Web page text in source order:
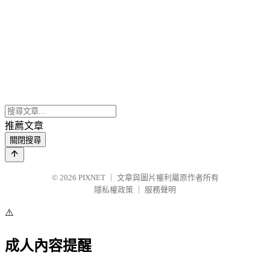
推薦文章
關閉搜尋
© 2026 PIXNET
文章與圖片權利屬原作者所有
隱私權政策
服務聲明
⚠️
成人內容提醒